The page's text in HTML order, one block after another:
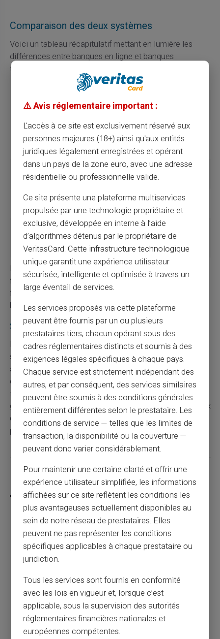
Comparaison des deux systèmes
Voici un tableau récapitulatif mettant en lumière les
différences entre banques en ligne et banques
traditionnelles.
Critères
Banques
traditionnelles
Accessibilité
Agence
physique
requise
100% en ligne
Frais
Souvent plus
élevés
Souvent gratuits ou
réduits
Ouverture de
compte
Processus plus
long
Rapide et simplifié
Offre de
cartes
Cartes
classiques
Cartes virtuelles,
prépayées ou
physiques
L'évolution vers des options numériques et sans
frontières a permis d'élargir l'accès aux services
financiers essentiels, même sans disposer d'un compte
bancaire traditionnel.
Simplifiez-vous la vie sans compte bancaire
Finalement, il existe une variété impressionnante de
solutions pour obtenir une carte sans compte bancaire,
allant descartes prépayéesaux services innovants
desnéobanques etétablissements de paiement.La
flexibilité et l’accessibilité de ces nouvelles formes de
gestion monétaire ouvrent de nombreuses portes à ceux
qui cherchent à simplifier ou diversifier leurs modes de
paiement sans les contraintes traditionnelles.
Partager cet article
Le complément familial : qu'est-ce que c'est
?
Article précédent
Les allocations familiales pour 3 enfants :
⚠️ Avis réglementaire important :
L'accès à ce site est exclusivement réservé aux
personnes majeures (18+) ainsi qu'aux entités
juridiques légalement enregistrées et opérant
dans un pays de la zone euro, avec une adresse
résidentielle ou professionnelle valide.
Ce site présente une plateforme multiservices
propulsée par une technologie propriétaire et
exclusive, développée en interne à l’aide
d’algorithmes détenus par le propriétaire de
VeritasCard. Cette infrastructure technologique
unique garantit une expérience utilisateur
sécurisée, intelligente et optimisée à travers un
large éventail de services.
Les services proposés via cette plateforme
peuvent être fournis par un ou plusieurs
prestataires tiers, chacun opérant sous des
cadres réglementaires distincts et soumis à des
exigences légales spécifiques à chaque pays.
Chaque service est strictement indépendant des
autres, et par conséquent, des services similaires
peuvent être soumis à des conditions générales
entièrement différentes selon le prestataire. Les
conditions de service — telles que les limites de
transaction, la disponibilité ou la couverture —
peuvent donc varier considérablement.
Pour maintenir une certaine clarté et offrir une
expérience utilisateur simplifiée, les informations
affichées sur ce site reflètent les conditions les
plus avantageuses actuellement disponibles au
sein de notre réseau de prestataires. Elles
peuvent ne pas représenter les conditions
spécifiques applicables à chaque prestataire ou
juridiction.
Tous les services sont fournis en conformité
avec les lois en vigueur et, lorsque c’est
applicable, sous la supervision des autorités
réglementaires financières nationales et
européennes compétentes.